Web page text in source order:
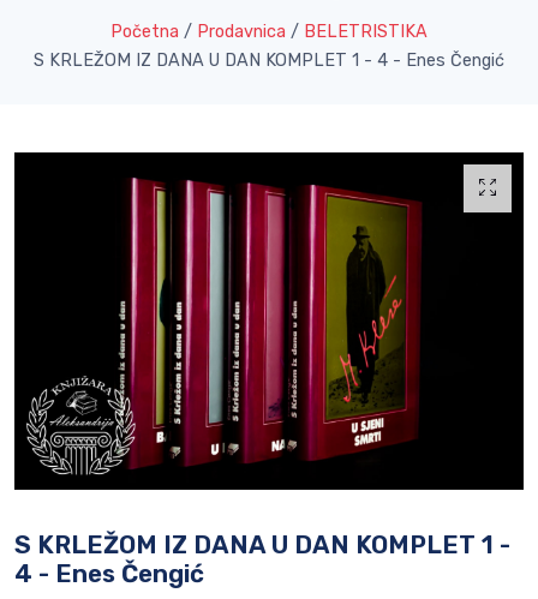
Početna / Prodavnica / BELETRISTIKA
S KRLEŽOM IZ DANA U DAN KOMPLET 1 - 4 - Enes Čengić
S KRLEŽOM IZ DANA U DAN KOMPLET 1 -
4 - Enes Čengić